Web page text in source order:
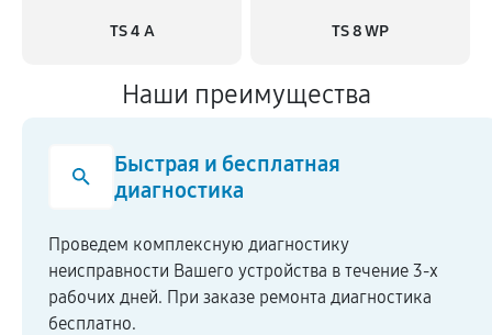
TS 4 A TS 8 WP
Наши преимущества
Быстрая и бесплатная
диагностика
Проведем комплексную диагностику
неисправности Вашего устройства в течение 3-х
рабочих дней. При заказе ремонта диагностика
бесплатно.